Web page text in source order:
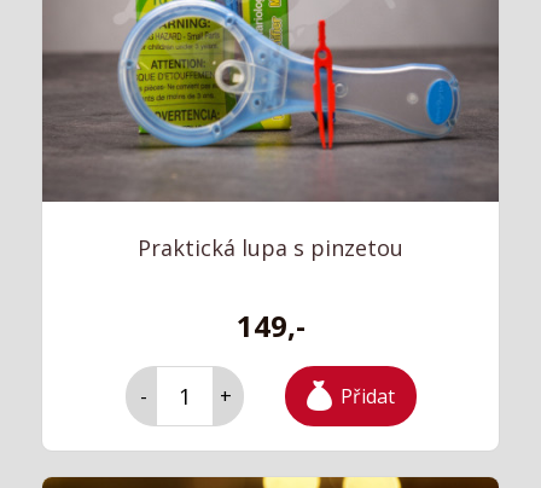
Praktická lupa s pinzetou
149,-
- + Přidat